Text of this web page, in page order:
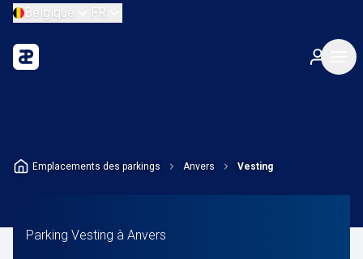
Belgique FR
Emplacements des parkings Anvers Vesting
Parking Vesting à Anvers